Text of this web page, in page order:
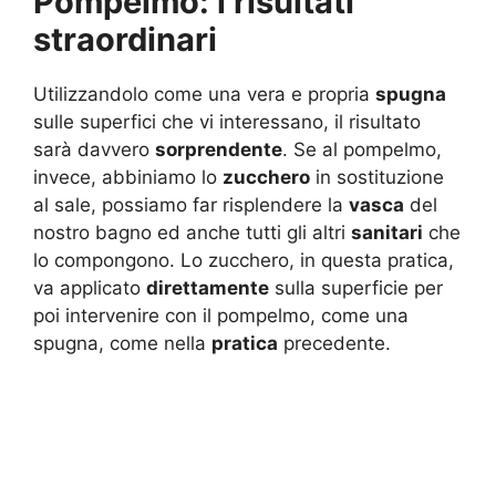
straordinari
Utilizzandolo come una vera e propria spugna
sulle superfici che vi interessano, il risultato
sarà davvero sorprendente. Se al pompelmo,
invece, abbiniamo lo zucchero in sostituzione
al sale, possiamo far risplendere la vasca del
nostro bagno ed anche tutti gli altri sanitari che
lo compongono. Lo zucchero, in questa pratica,
va applicato direttamente sulla superficie per
poi intervenire con il pompelmo, come una
spugna, come nella pratica precedente.